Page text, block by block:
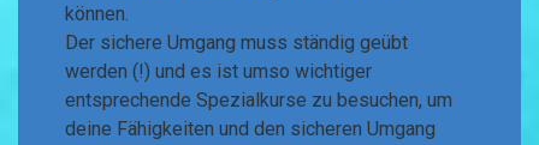
können.
Der sichere Umgang muss ständig geübt
werden (!) und es ist umso wichtiger
entsprechende Spezialkurse zu besuchen, um
deine Fähigkeiten und den sicheren Umgang